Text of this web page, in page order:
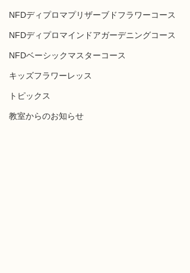
NFDディプロマプリザーブドフラワーコース
NFDディプロマインドアガーデニングコース
NFDベーシックマスターコース
キッズフラワーレッス
トピックス
教室からのお知らせ